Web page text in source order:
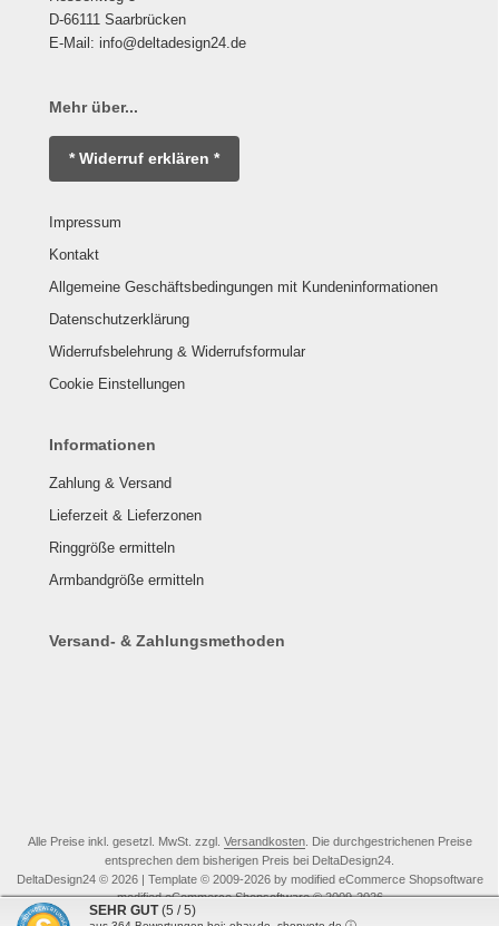
D-66111 Saarbrücken
E-Mail: info@deltadesign24.de
Mehr über...
* Widerruf erklären *
Impressum
Kontakt
Allgemeine Geschäftsbedingungen mit Kundeninformationen
Datenschutzerklärung
Widerrufsbelehrung & Widerrufsformular
Cookie Einstellungen
Informationen
Zahlung & Versand
Lieferzeit & Lieferzonen
Ringgröße ermitteln
Armbandgröße ermitteln
Versand- & Zahlungsmethoden
Alle Preise inkl. gesetzl. MwSt. zzgl. Versandkosten. Die durchgestrichenen Preise
entsprechen dem bisherigen Preis bei DeltaDesign24.
DeltaDesign24 © 2026 | Template © 2009-2026 by modified eCommerce Shopsoftware
modified eCommerce Shopsoftware © 2009-2026
SEHR GUT (5 / 5)